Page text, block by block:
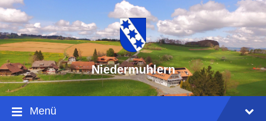
Niedermuhlern
Menü